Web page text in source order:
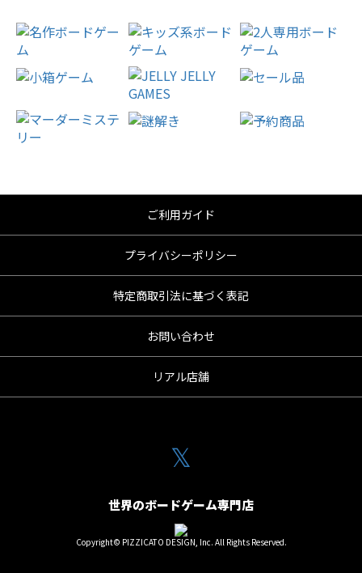
ご利用ガイド
プライバシーポリシー
特定商取引法に基づく表記
お問い合わせ
リアル店舗
𝕏
世界のボードゲーム専門店
Copyright© PIZZICATO DESIGN, Inc. All Rights Reserved.